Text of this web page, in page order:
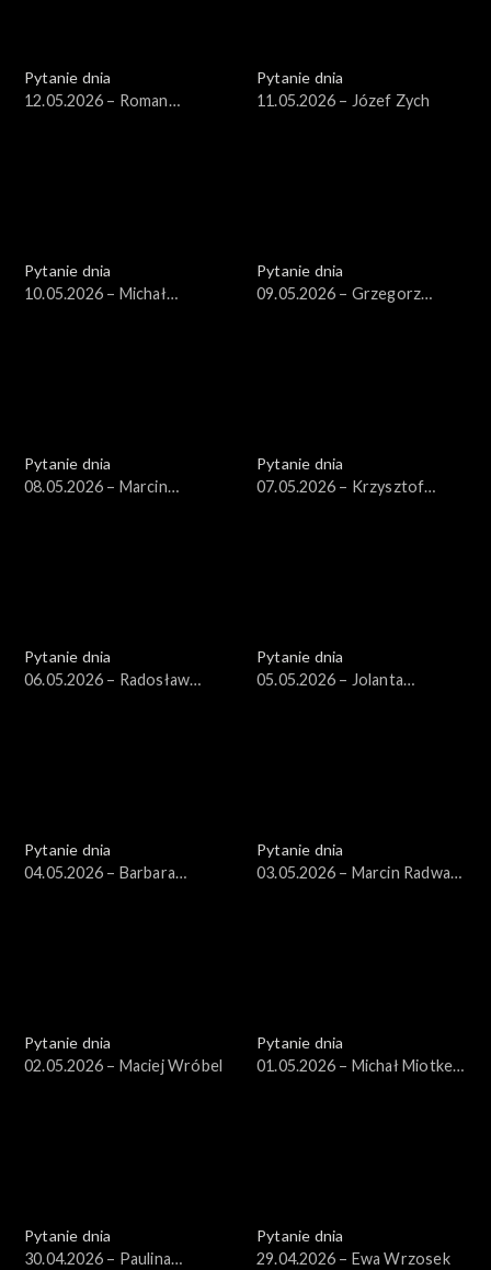
Pytanie dnia
12.05.2026 – Roman
Pytanie dnia
11.05.2026 – Józef Zych
Pytanie dnia
10.05.2026 – Michał
Pytanie dnia
09.05.2026 – Grzegorz
Pytanie dnia
08.05.2026 – Marcin
Pytanie dnia
07.05.2026 – Krzysztof
Pytanie dnia
06.05.2026 – Radosław
Pytanie dnia
05.05.2026 – Jolanta
Pytanie dnia
04.05.2026 – Barbara
Pytanie dnia
03.05.2026 – Marcin Radwan-
Pytanie dnia
02.05.2026 – Maciej Wróbel
Pytanie dnia
01.05.2026 – Michał Miotke,
Pytanie dnia
30.04.2026 – Paulina
Pytanie dnia
29.04.2026 – Ewa Wrzosek